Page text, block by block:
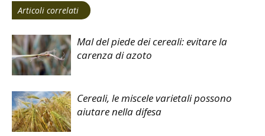
Articoli correlati
Mal del piede dei cereali: evitare la
carenza di azoto
Cereali, le miscele varietali possono
aiutare nella difesa